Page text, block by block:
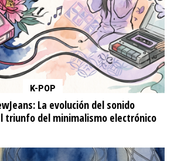
K-POP
La evolución del sonido
triunfo del minimalismo electrónico